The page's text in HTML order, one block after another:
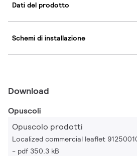
Dati del prodotto
Schemi di installazione
Download
Opuscoli
Opuscolo prodotti
Localized commercial leaflet
pdf 350.3 kB